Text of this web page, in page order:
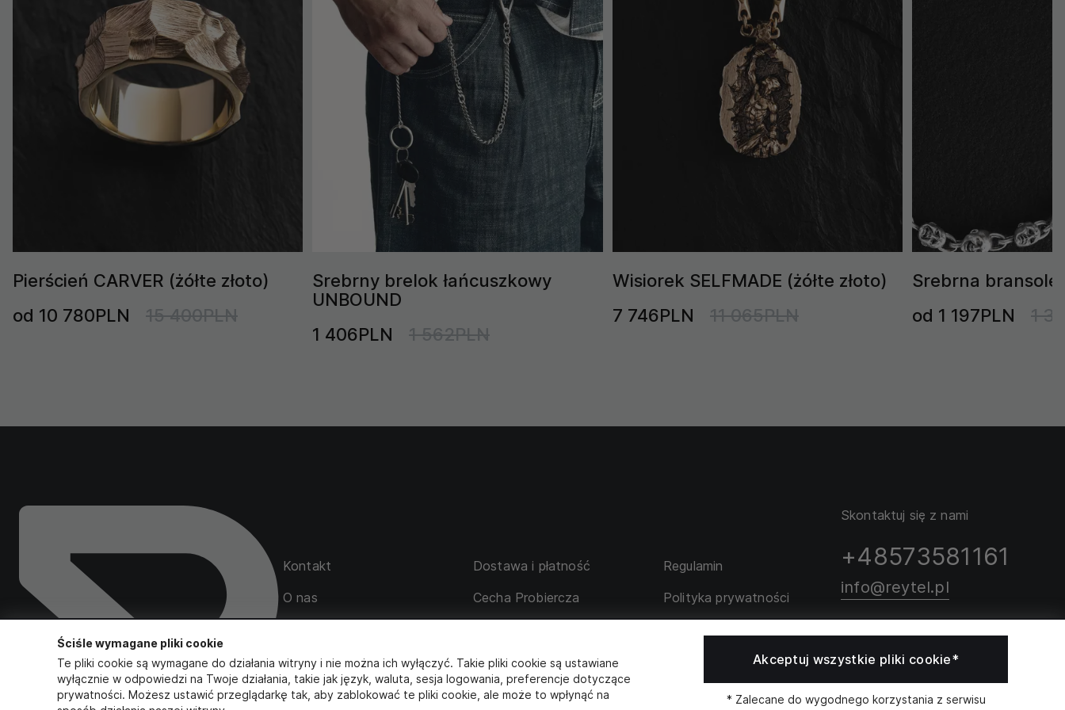
Pierścień CARVER (żółte złoto)
od 10 780PLN
15 400PLN
Srebrny brelok łańcuszkowy
UNBOUND
1 406PLN
1 562PLN
Wisiorek SELFMADE (żółte złoto)
7 746PLN
11 065PLN
Srebrna
od 1 197PLN
1
Kontakt Dostawa i płatność
Regulamin
O nas
Cecha Probiercza
Polityka prywatności
Zamówienia korporacyjne
Współpraca z partnerami
Skontaktuj się z nami
+48573581161
info@reytel.pl
Ściśle wymagane pliki cookie
Te pliki cookie są wymagane do działania witryny i nie można ich wyłączyć. Takie pliki cookie są ustawiane
wyłącznie w odpowiedzi na Twoje działania, takie jak język, waluta, sesja logowania, preferencje dotyczące
prywatności. Możesz ustawić przeglądarkę tak, aby zablokować te pliki cookie, ale może to wpłynąć na
Akceptuj wszystkie pliki cookie*
* Zalecane do wygodnego korzystania z serwisu